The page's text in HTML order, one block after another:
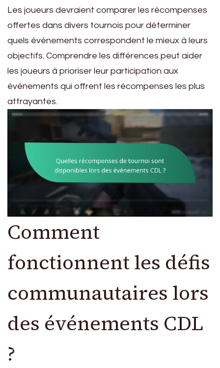
Les joueurs devraient comparer les récompenses
offertes dans divers tournois pour déterminer
quels événements correspondent le mieux à leurs
objectifs. Comprendre les différences peut aider
les joueurs à prioriser leur participation aux
événements qui offrent les récompenses les plus
attrayantes.
Comment
fonctionnent les défis
communautaires lors
des événements CDL
?